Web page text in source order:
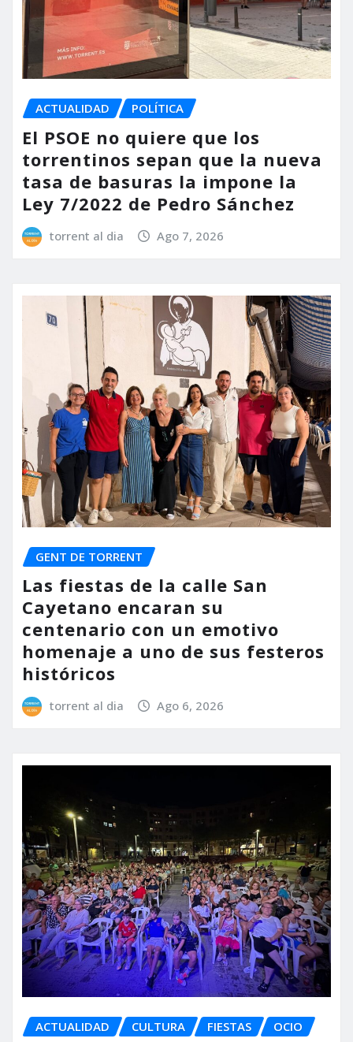
ACTUALIDAD POLÍTICA
El PSOE no quiere que los
torrentinos sepan que la nueva
tasa de basuras la impone la
Ley 7/2022 de Pedro Sánchez
torrent al dia Ago 7, 2026
GENT DE TORRENT
Las fiestas de la calle San
Cayetano encaran su
centenario con un emotivo
homenaje a uno de sus festeros
históricos
torrent al dia Ago 6, 2026
ACTUALIDAD CULTURA FIESTAS OCIO